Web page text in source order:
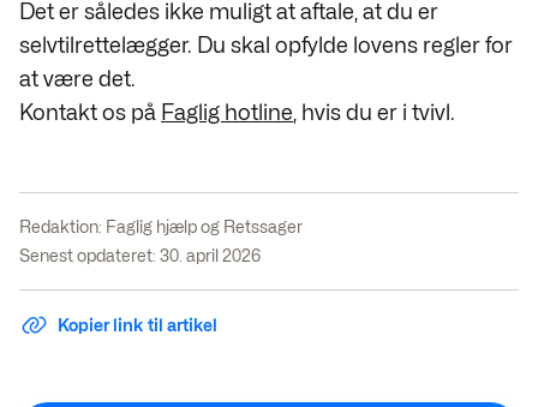
Det er således ikke muligt at aftale, at du er
selvtilrettelægger. Du skal opfylde lovens regler for
at være det.
Kontakt os på Faglig hotline , hvis du er i tvivl.
Redaktion: Faglig hjælp og Retssager
Senest opdateret: 30. april 2026
Kopier link til artikel